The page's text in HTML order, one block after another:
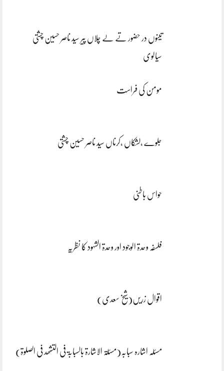
تینوں در حضور تے لے چلاں پیر سید ناصر حسین چشتی
سیالوی
مومن کی فراست
جلوے ،لشکاں ،کرناں سید ناصر حسین چشتی
حواس باطنی
فلسفہ وحدۃ الوجود اور وحدۃ الشہود کا نظریہ
اقوال زریں(شیخ سعدی)
مسئلہ اشارہ سبابہ(مسئلۃ الاشارۃ بالسبابۃ فی التشھد فی الصلوۃ)